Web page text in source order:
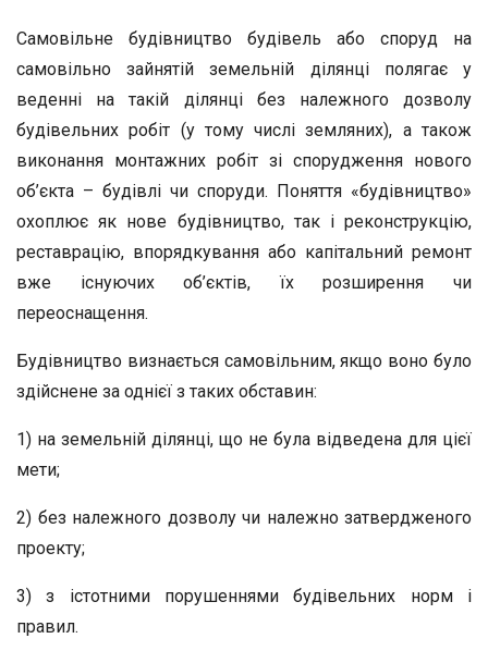
Самовільне будівництво будівель або споруд на
самовільно зайнятій земельній ділянці полягає у
веденні на такій ділянці без належного дозволу
будівельних робіт (у тому числі земляних), а також
виконання монтажних робіт зі спорудження нового
об’єкта – будівлі чи споруди. Поняття «будівництво»
охоплює як нове будівництво, так і реконструкцію,
реставрацію, впорядкування або капітальний ремонт
вже існуючих об’єктів, їх розширення чи
переоснащення.
Будівництво визнається самовільним, якщо воно було
здійснене за однієї з таких обставин:
1) на земельній ділянці, що не була відведена для цієї
мети;
2) без належного дозволу чи належно затвердженого
проекту;
3) з істотними порушеннями будівельних норм і
правил.